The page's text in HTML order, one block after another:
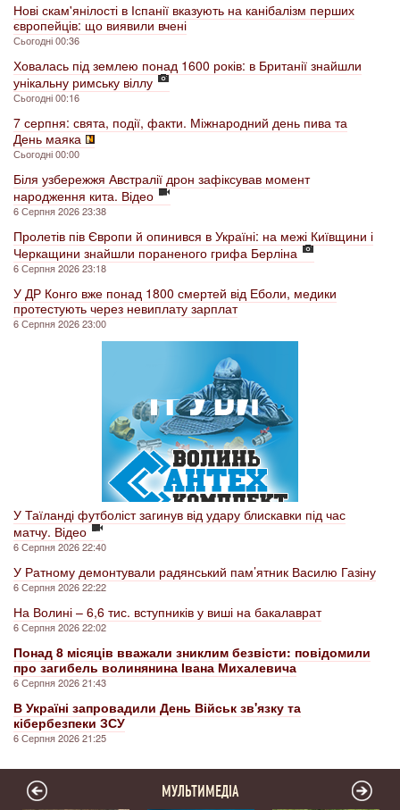
Нові скам'янілості в Іспанії вказують на канібалізм перших
європейців: що виявили вчені
Сьогодні 00:36
Ховалась під землею понад 1600 років: в Британії знайшли
унікальну римську віллу
Сьогодні 00:16
7 серпня: свята, події, факти. Міжнародний день пива та
День маяка
Сьогодні 00:00
Біля узбережжя Австралії дрон зафіксував момент
народження кита. Відео
6 Серпня 2026 23:38
Пролетів пів Європи й опинився в Україні: на межі Київщини і
Черкащини знайшли пораненого грифа Берліна
6 Серпня 2026 23:18
У ДР Конго вже понад 1800 смертей від Еболи, медики
протестують через невиплату зарплат
6 Серпня 2026 23:00
У Таїланді футболіст загинув від удару блискавки під час
матчу. Відео
6 Серпня 2026 22:40
У Ратному демонтували радянський пам’ятник Василю Газіну
6 Серпня 2026 22:22
На Волині – 6,6 тис. вступників у виші на бакалаврат
6 Серпня 2026 22:02
Понад 8 місяців вважали зниклим безвісти: повідомили
про загибель волинянина Івана Михалевича
6 Серпня 2026 21:43
В Україні запровадили День Військ зв'язку та
кібербезпеки ЗСУ
6 Серпня 2026 21:25
МУЛЬТИМЕДІА